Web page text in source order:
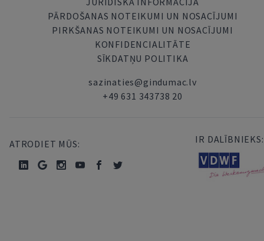
PĀRDOŠANAS NOTEIKUMI UN NOSACĪJUMI
PIRKŠANAS NOTEIKUMI UN NOSACĪJUMI
KONFIDENCIALITĀTE
SĪKDATŅU POLITIKA
sazinaties@gindumac.lv
+49 631 343738 20
ATRODIET MŪS: IR DALĪBNIEKS: